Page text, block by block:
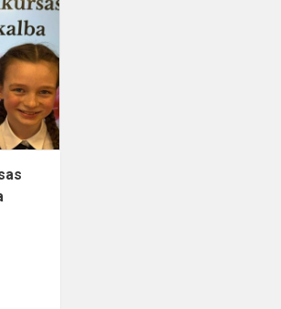
skaitymo
“Prakalbink
vieversį
kalba
gimtą...